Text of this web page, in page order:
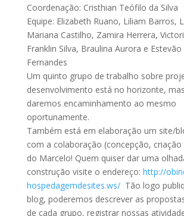
Coordenação: Cristhian Teófilo da Silva
Equipe: Elizabeth Ruano, Liliam Barros,
Mariana Castilho, Zamira Herrera,
Franklin Silva, Braulina Aurora e Estevão
Fernandes
Um quinto grupo de trabalho sobre
desenvolvimento está no horizonte,
daremos encaminhamento ao mesmo
oportunamente.
Também está em elaboração um site/
com a colaboração (concepção, criação
do Marcelo! Quem quiser dar uma
construção visite o endereço: http://
hospedagemdesites.ws/Tão logo
blog, poderemos descrever as
de cada grupo, registrar nossas